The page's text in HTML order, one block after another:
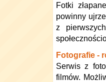
Fotki
powinny
z
Fotografie -
Serwis z
filmów.